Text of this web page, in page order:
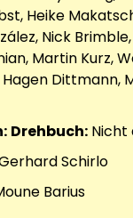
Heike
Nick
Martin Kurz,
Dittmann,
Drehbuch: Nicht
Schirlo
Barius